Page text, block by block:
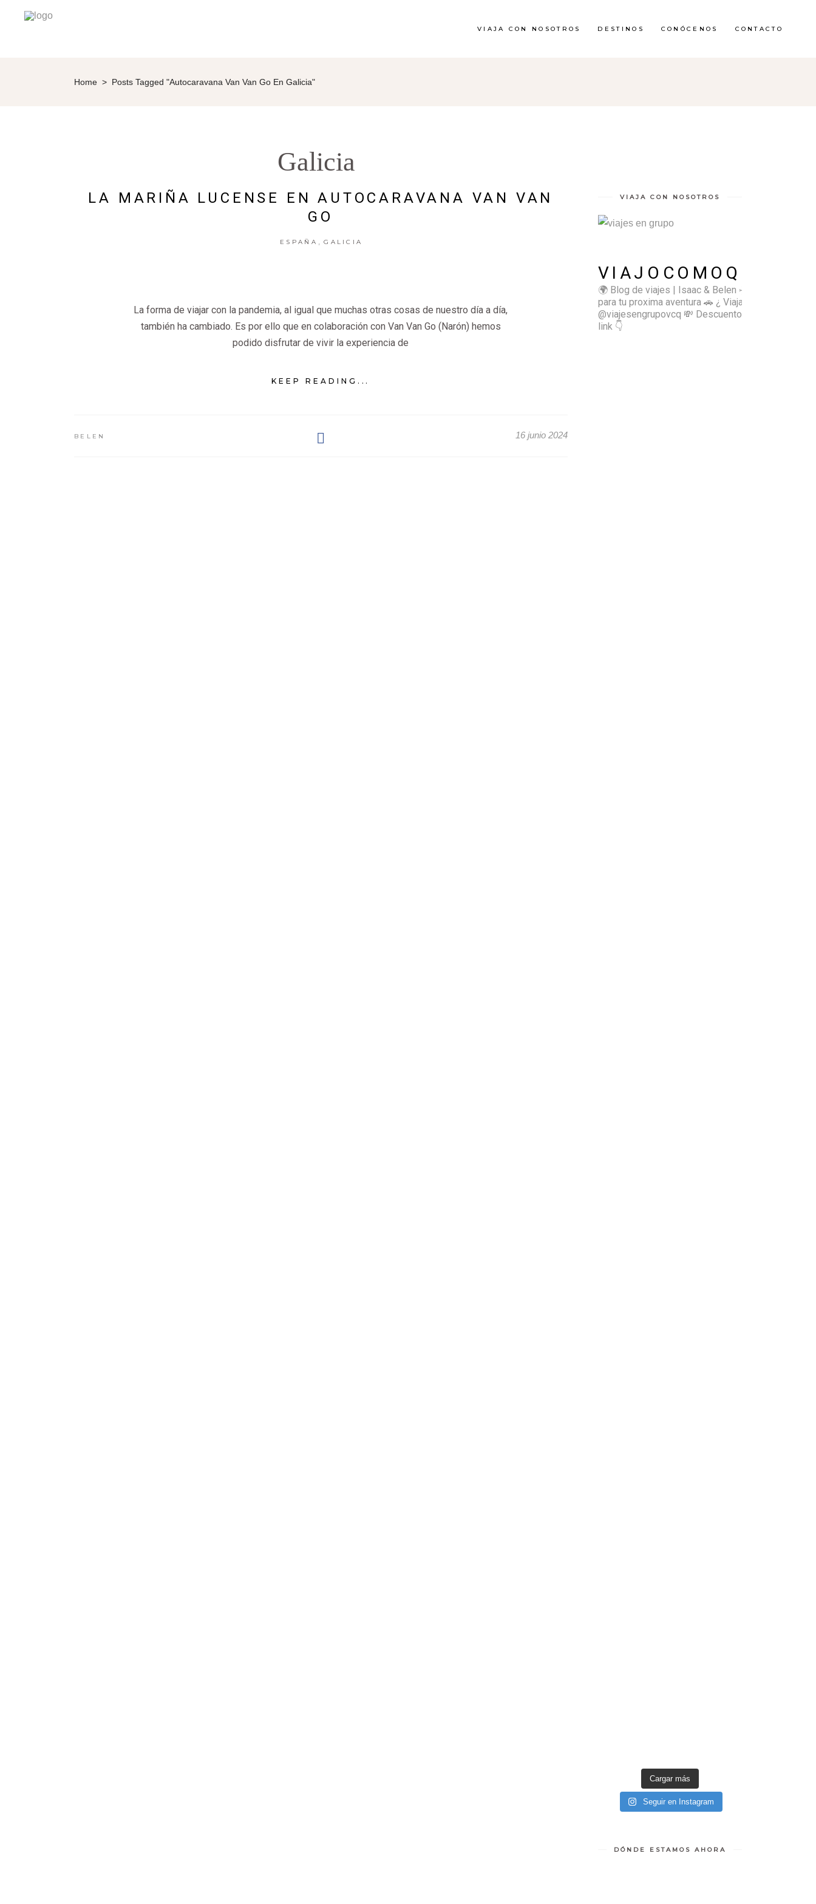
VIAJA CON NOSOTROS DESTINOS CONÓCENOS CONTACTO
Home > Posts Tagged "Autocaravana Van Van Go En Galicia"
Galicia
LA MARIÑA LUCENSE EN AUTOCARAVANA VAN VAN
GO
ESPAÑA GALICIA
La forma de viajar con la pandemia, al igual que muchas otras cosas de nuestro día a día,
también ha cambiado. Es por ello que en colaboración con Van Van Go (Narón) hemos
podido disfrutar de vivir la experiencia de
KEEP READING...
BELEN 16 junio 2024
VIAJA CON NOSOTROS
VIAJOCOMOQUIERO
🌍 Blog de viajes | Isaac & Belen ✈️ Inspírate
para tu proxima aventura 🚗 ¿ Viajas sol@? 👉🏻
@viajesengrupovcq 💸 Descuentos y tips en el
link 👇
Cargar más
Seguir en Instagram
DÓNDE ESTAMOS AHORA